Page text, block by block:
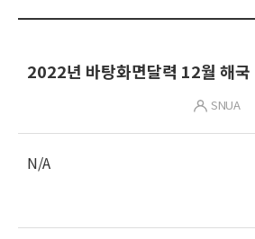
2022년 바탕화면달력 12월 해국
SNUA
N/A